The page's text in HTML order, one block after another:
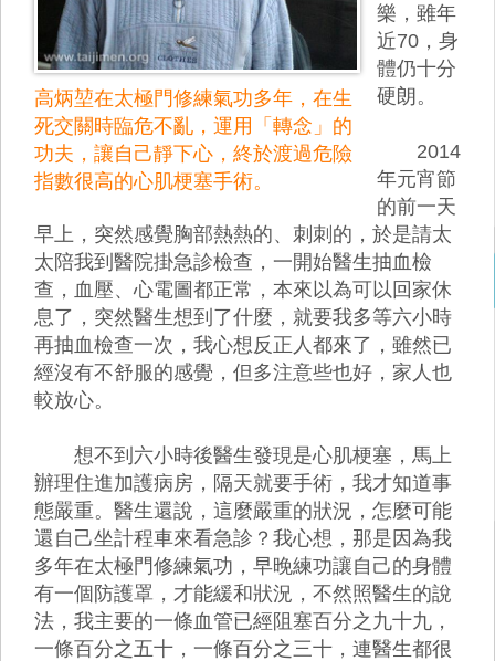
高炳堃在太極門修練氣功多年，在生
死交關時臨危不亂，運用「轉念」的
功夫，讓自己靜下心，終於渡過危險
指數很高的心肌梗塞手術。
樂，雖年
近70，身
體仍十分
硬朗。
2014
年元宵節
的前一天
早上，突然感覺胸部熱熱的、刺刺的，於是請太
太陪我到醫院掛急診檢查，一開始醫生抽血檢
查，血壓、心電圖都正常，本來以為可以回家休
息了，突然醫生想到了什麼，就要我多等六小時
再抽血檢查一次，我心想反正人都來了，雖然已
經沒有不舒服的感覺，但多注意些也好，家人也
較放心。
想不到六小時後醫生發現是心肌梗塞，馬上
辦理住進加護病房，隔天就要手術，我才知道事
態嚴重。醫生還說，這麼嚴重的狀況，怎麼可能
還自己坐計程車來看急診？我心想，那是因為我
多年在太極門修練氣功，早晚練功讓自己的身體
有一個防護罩，才能緩和狀況，不然照醫生的說
法，我主要的一條血管已經阻塞百分之九十九，
一條百分之五十，一條百分之三十，連醫生都很